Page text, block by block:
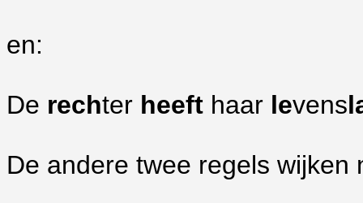
en:
De rechter heeft haar levens
De andere twee regels wijken